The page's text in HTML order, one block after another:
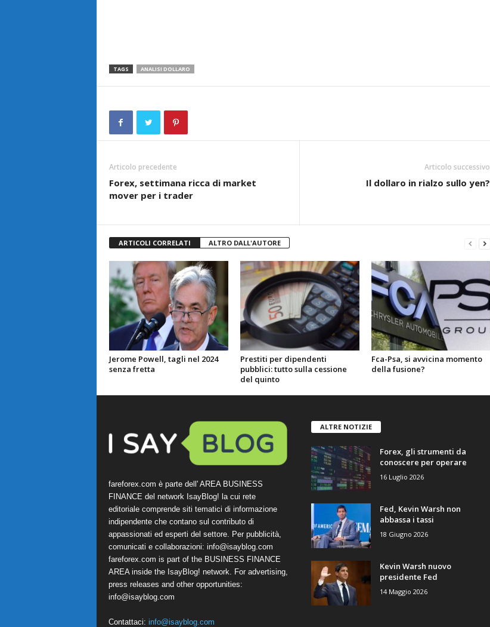
TAGS ANALISI DOLLARO
Articolo precedente
Forex, settimana ricca di market
mover per i trader
Articolo successivo
Il dollaro in rialzo sullo yen?
ARTICOLI CORRELATI ALTRO DALL'AUTORE
Jerome Powell, tagli nel 2024
senza fretta
Prestiti per dipendenti
pubblici: tutto sulla cessione
del quinto
Fca-Psa, si avvicina momento
della fusione?
fareforex.com è parte dell' AREA BUSINESS
FINANCE del network IsayBlog! la cui rete
editoriale comprende siti tematici di informazione
indipendente che contano sul contributo di
appassionati ed esperti del settore. Per pubblicità,
comunicati e collaborazioni: info@isayblog.com
fareforex.com is part of the BUSINESS FINANCE
AREA inside the IsayBlog! network. For advertising,
press releases and other opportunities:
info@isayblog.com
Contattaci: info@isayblog.com
ALTRE NOTIZIE
Forex, gli strumenti da
conoscere per operare
16 Luglio 2026
Fed, Kevin Warsh non
abbassa i tassi
18 Giugno 2026
Kevin Warsh nuovo
presidente Fed
14 Maggio 2026